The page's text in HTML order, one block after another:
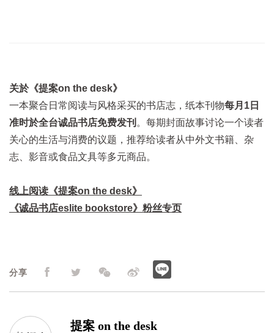
关於《提案on the desk》
一本聚合日常阅读与风格采买的书店志，纸本刊物每月1日
准时於全台诚品书店免费发刊 。每期封面故事讨论一个读者
关心的生活与消费的议题，推荐给读者从中外文书籍、杂
志、影音或食品文具等多元商品。
线上阅读《提案on the desk》
《诚品书店eslite bookstore》粉丝专页
分享
提案 on the desk